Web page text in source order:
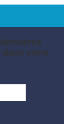
votre